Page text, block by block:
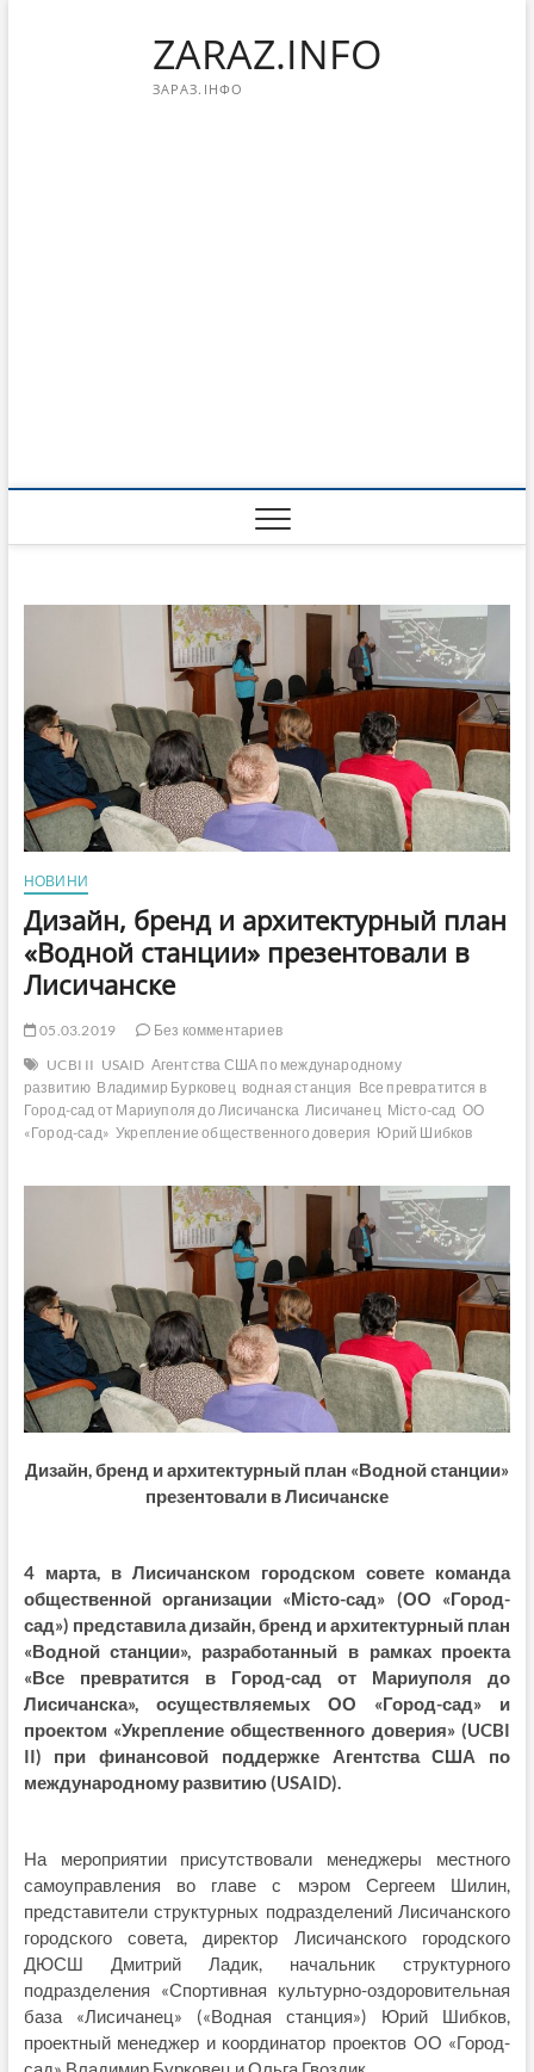
ZARAZ.INFO
ЗАРАЗ.ІНФО
НОВИНИ
Дизайн, бренд и архитектурный план
«Водной станции» презентовали в
Лисичанске
05.03.2019
Без комментариев
UCBI II USAID Агентства США по международному
развитию Владимир Бурковец водная станция Все превратится в
Город-сад от Мариуполя до Лисичанска Лисичанец Місто-сад ОО
«Город-сад» Укрепление общественного доверия Юрий Шибков
Дизайн, бренд и архитектурный план «Водной станции»
презентовали в Лисичанске
4 марта, в Лисичанском городском совете команда
общественной организации «Місто-сад» (ОО «Город-
сад») представила дизайн, бренд и архитектурный план
«Водной станции», разработанный в рамках проекта
«Все превратится в Город-сад от Мариуполя до
Лисичанска», осуществляемых ОО «Город-сад» и
проектом «Укрепление общественного доверия» (UCBI
II) при финансовой поддержке Агентства США по
международному развитию (USAID).
На мероприятии присутствовали менеджеры местного
самоуправления во главе с мэром Сергеем Шилин,
представители структурных подразделений Лисичанского
городского совета, директор Лисичанского городского
ДЮСШ Дмитрий Ладик, начальник структурного
подразделения «Спортивная культурно-оздоровительная
база «Лисичанец» («Водная станция») Юрий Шибков,
проектный менеджер и координатор проектов ОО «Город-